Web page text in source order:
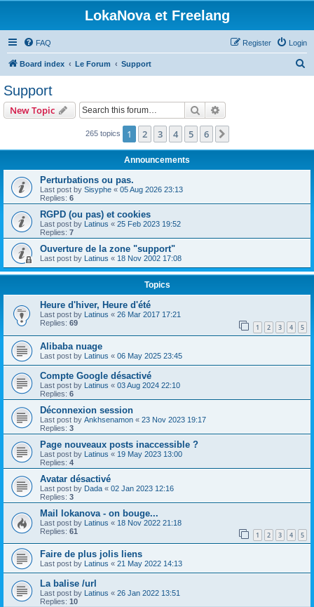
LokaNova et Freelang
FAQ Login
Register
Board index Le Forum Support
Support
New Topic Search
265 topics 1 2 3 4 5 6
Announcements
Perturbations ou pas.
Last post by Sisyphe « 05 Aug 2026 23:13
Replies: 6
RGPD (ou pas) et cookies
Last post by Latinus « 25 Feb 2023 19:52
Replies: 7
Ouverture de la zone "support"
Last post by Latinus « 18 Nov 2002 17:08
Topics
Heure d'hiver, Heure d'été
Last post by Latinus « 26 Mar 2017 17:21
Replies: 69 1 2 3 4 5
Alibaba nuage
Last post by Latinus « 06 May 2025 23:45
Compte Google désactivé
Last post by Latinus « 03 Aug 2024 22:10
Replies: 6
Déconnexion session
Last post by Ankhsenamon « 23 Nov 2023 19:17
Replies: 3
Page nouveaux posts inaccessible ?
Last post by Latinus « 19 May 2023 13:00
Replies: 4
Avatar désactivé
Last post by Dada « 02 Jan 2023 12:16
Replies: 3
Mail lokanova - on bouge...
Last post by Latinus « 18 Nov 2022 21:18
Replies: 61 1 2 3 4 5
Faire de plus jolis liens
Last post by Latinus « 21 May 2022 14:13
La balise /url
Last post by Latinus « 26 Jan 2022 13:51
Replies: 10